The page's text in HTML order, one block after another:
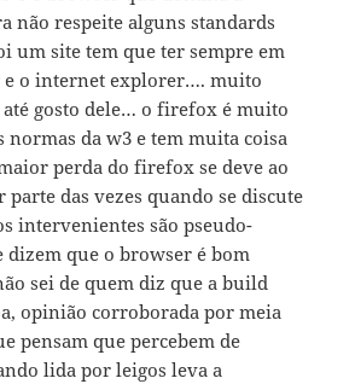
não respeite alguns standards
um site tem que ter sempre em
e o internet explorer…. muito
gosto dele… o firefox é muito
normas da w3 e tem muita coisa
perda do firefox se deve ao
parte das vezes quando se discute
intervenientes são pseudo-
que o browser é bom
sei de quem diz que a build
opinião corroborada por meia
pensam que percebem de
lida por leigos leva a